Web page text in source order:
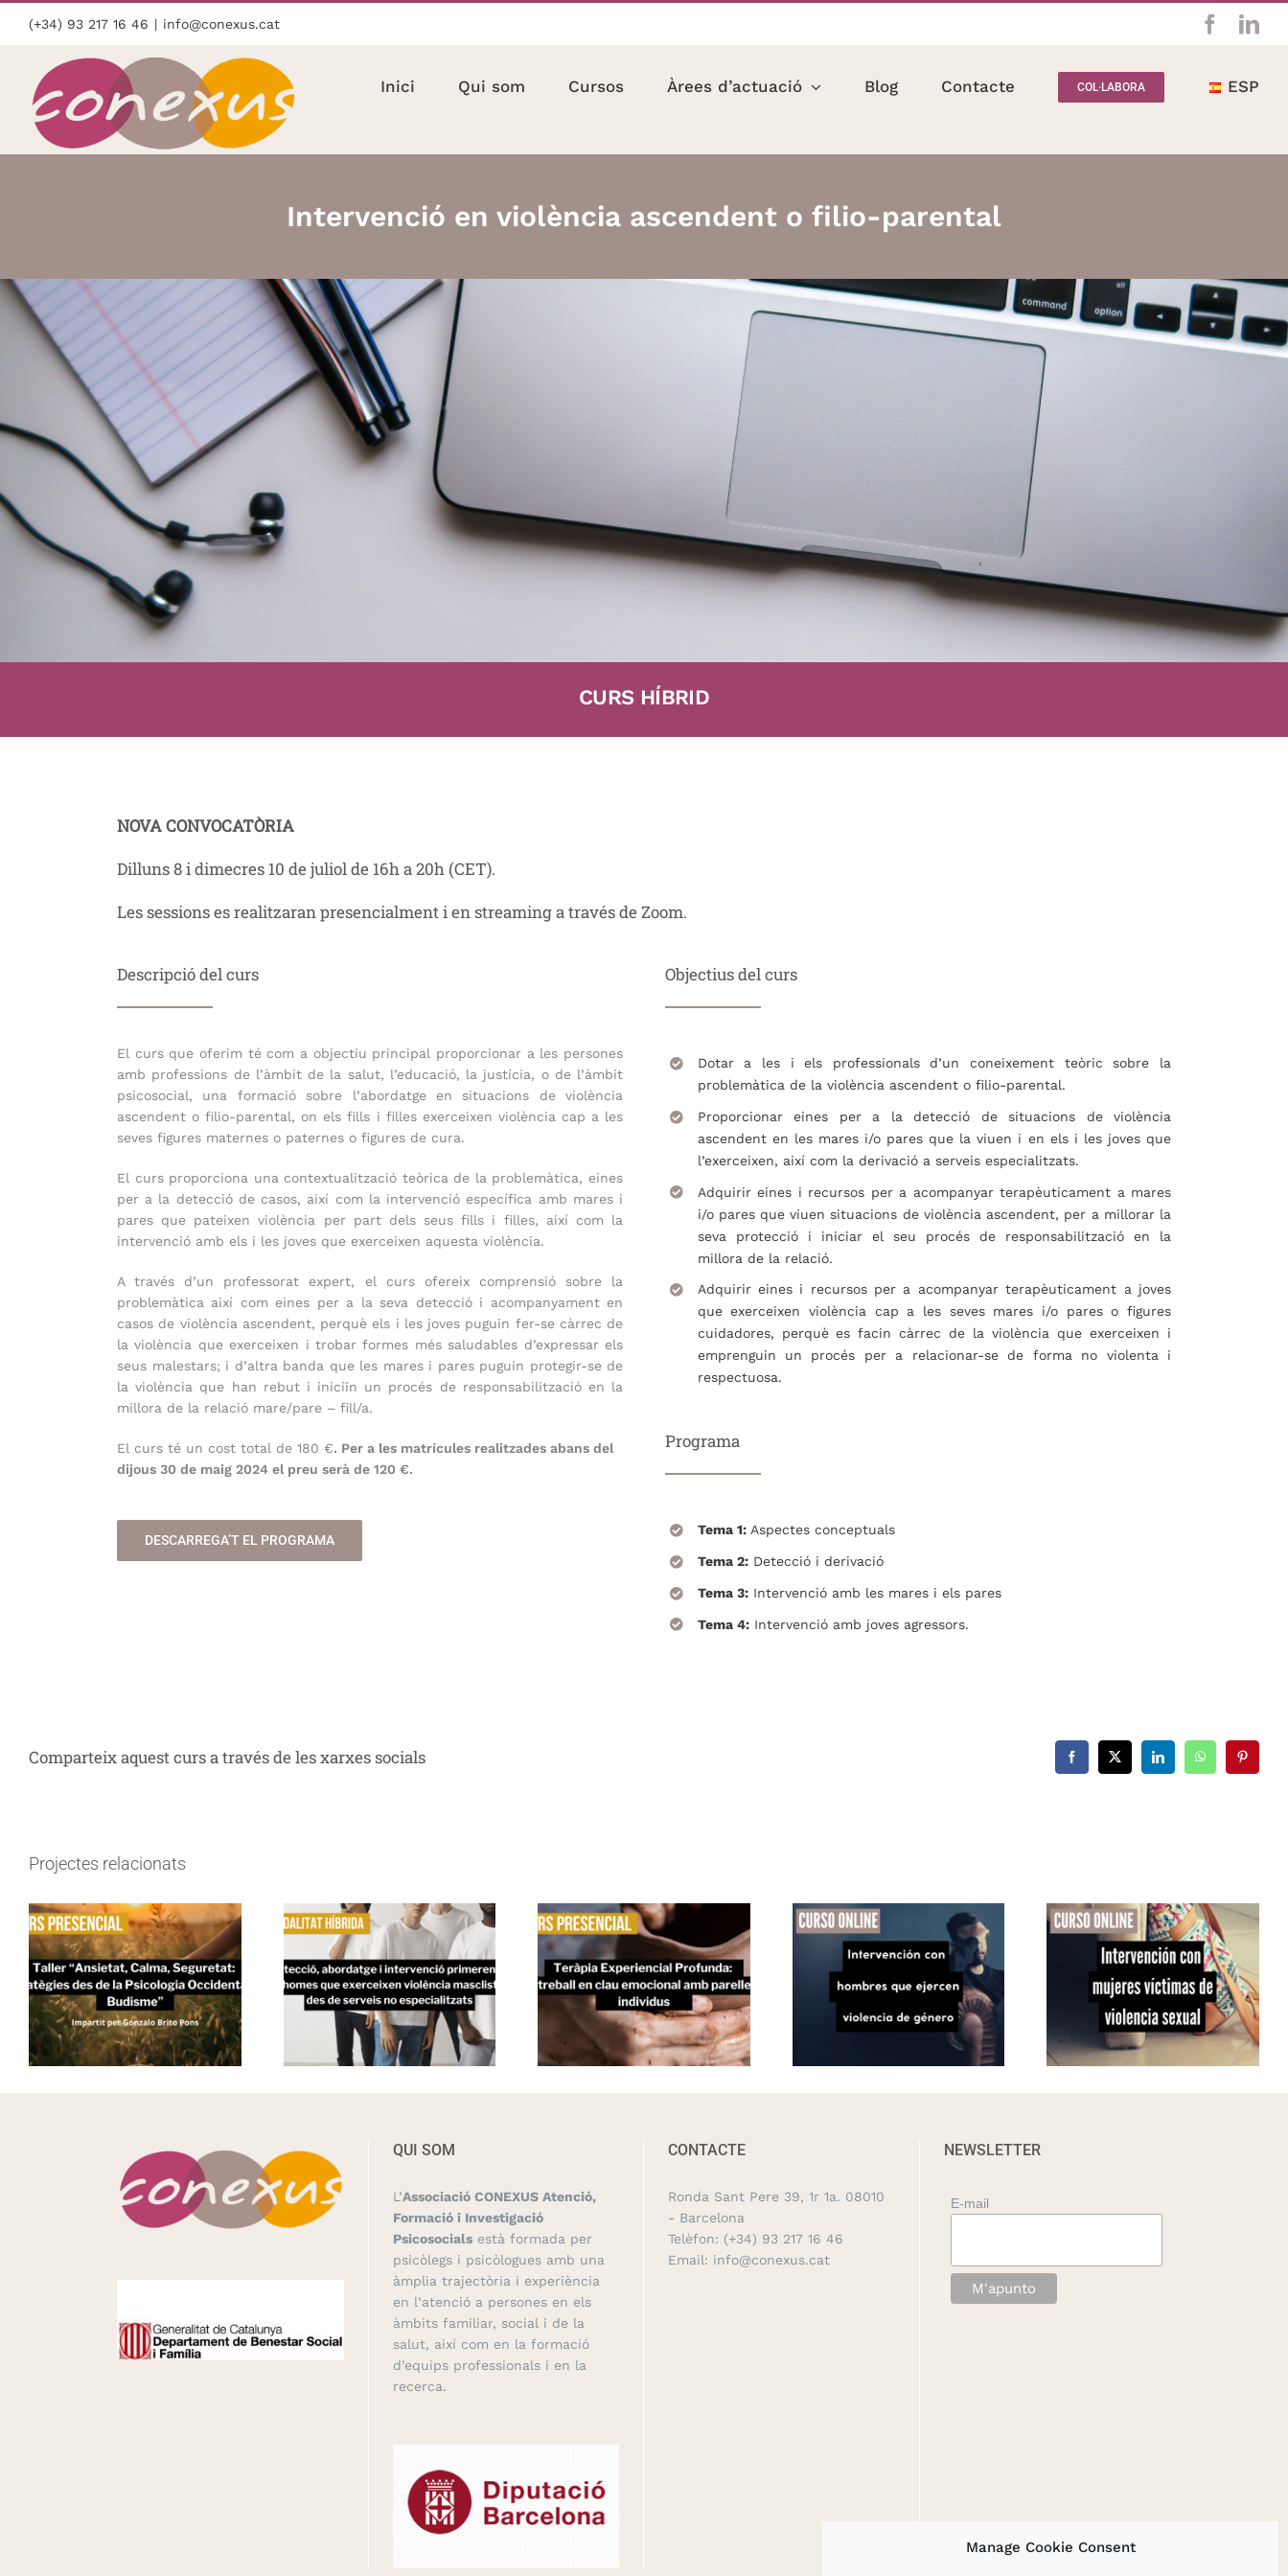
Manage Cookie Consent
(+34) 93 217 16 46 | info@conexus.cat
Inici Qui som Cursos Àrees d’actuació Blog Contacte COL·LABORA ESP
Intervenció en violència ascendent o filio-parental
CURS HÍBRID
NOVA CONVOCATÒRIA
Dilluns 8 i dimecres 10 de juliol de 16h a 20h (CET).
Les sessions es realitzaran presencialment i en streaming a través de Zoom.
Descripció del curs
El curs que oferim té com a objectiu principal proporcionar a les persones
amb professions de l’àmbit de la salut, l’educació, la justícia, o de l’àmbit
psicosocial, una formació sobre l’abordatge en situacions de violència
ascendent o filio-parental, on els fills i filles exerceixen violència cap a les
seves figures maternes o paternes o figures de cura.
El curs proporciona una contextualització teòrica de la problemàtica, eines
per a la detecció de casos, així com la intervenció específica amb mares i
pares que pateixen violència per part dels seus fills i filles, així com la
intervenció amb els i les joves que exerceixen aquesta violència.
A través d’un professorat expert, el curs ofereix comprensió sobre la
problemàtica així com eines per a la seva detecció i acompanyament en
casos de violència ascendent, perquè els i les joves puguin fer-se càrrec de
la violència que exerceixen i trobar formes més saludables d’expressar els
seus malestars; i d’altra banda que les mares i pares puguin protegir-se de
la violència que han rebut i iniciïn un procés de responsabilització en la
millora de la relació mare/pare – fill/a.
El curs té un cost total de 180 €. Per a les matrícules realitzades abans del
dijous 30 de maig 2024 el preu serà de 120 €.
DESCARREGA’T EL PROGRAMA
Objectius del curs
Dotar a les i els professionals d’un coneixement teòric sobre la
problemàtica de la violència ascendent o filio-parental.
Proporcionar eines per a la detecció de situacions de violència
ascendent en les mares i/o pares que la viuen i en els i les joves que
l’exerceixen, així com la derivació a serveis especialitzats.
Adquirir eines i recursos per a acompanyar terapèuticament a mares
i/o pares que viuen situacions de violència ascendent, per a millorar la
seva protecció i iniciar el seu procés de responsabilització en la
millora de la relació.
Adquirir eines i recursos per a acompanyar terapèuticament a joves
que exerceixen violència cap a les seves mares i/o pares o figures
cuidadores, perquè es facin càrrec de la violència que exerceixen i
emprenguin un procés per a relacionar-se de forma no violenta i
respectuosa.
Programa
Tema 1:Aspectes conceptuals
Tema 2:Detecció i derivació
Tema 3:Intervenció amb les mares i els pares
Tema 4:Intervenció amb joves agressors.
Comparteix aquest curs a través de les xarxes socials Facebook
X LinkedInWhatsAppPinterest
Projectes relacionats
QUI SOM
L’Associació CONEXUS Atenció,
Formació i Investigació
Psicosocialsestà formada per
psicòlegs i psicòlogues amb una
àmplia trajectòria i experiència
en l’atenció a persones en els
àmbits familiar, social i de la
salut, així com en la formació
d’equips professionals i en la
recerca.
CONTACTE
Ronda Sant Pere 39, 1r 1a. 08010
- Barcelona
Telèfon: (+34) 93 217 16 46
Email: info@conexus.cat
NEWSLETTER
E-mail